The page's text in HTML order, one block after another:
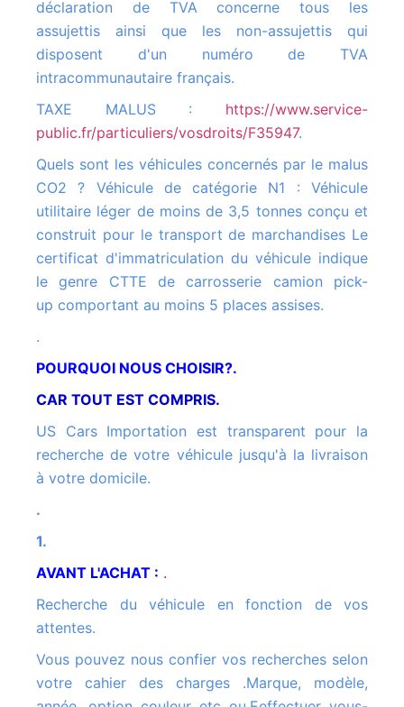
déclaration de TVA concerne tous les
assujettis ainsi que les non-assujettis qui
disposent d'un numéro de TVA
intracommunautaire français.
TAXE MALUS : https://www.service-
public.fr/particuliers/vosdroits/F35947.
Quels sont les véhicules concernés par le malus
CO2 ? Véhicule de catégorie N1 : Véhicule
utilitaire léger de moins de 3,5 tonnes conçu et
construit pour le transport de marchandises Le
certificat d'immatriculation du véhicule indique
le genre CTTE de carrosserie camion pick-
up comportant au moins 5 places assises.
.
POURQUOI NOUS CHOISIR?.
CAR TOUT EST COMPRIS.
US Cars Importation est transparent pour la
recherche de votre véhicule jusqu'à la livraison
à votre domicile.
.
1.
AVANT L'ACHAT : .
Recherche du véhicule en fonction de vos
attentes.
Vous pouvez nous confier vos recherches selon
votre cahier des charges .Marque, modèle,